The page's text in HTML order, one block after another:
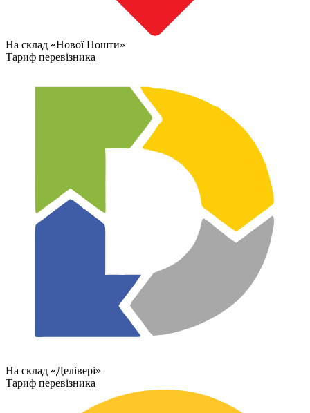
На склад «Нової Пошти»
Тариф перевізника
На склад «Делівері»
Тариф перевізника